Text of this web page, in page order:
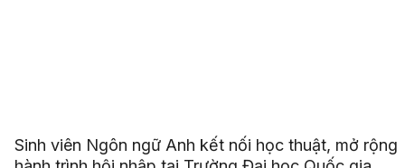
Sinh viên Ngôn ngữ Anh kết nối học thuật, mở rộng